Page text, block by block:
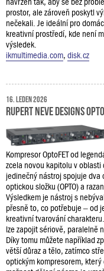
prostor, ale zároveň poskytl
nečekali. Je ideální pro
kreativní prostředí, kde není
výsledek.
ikmultimedia.com, disk.cz
16. leden 2026
Rupert Neve Designs
Kompresor OptoFET od
zcela novou kapitolu v oblasti
jedinečný nástroj spojuje
optickou složku (OPTO) a
Výsledkem je nástroj s
přesně to, co potřebuje – od
kreativní tvarování
lze zapojit sériově, paralelně
Díky tomu můžete například
větší důraz a tělo, zatímco
optickým kompresorem,